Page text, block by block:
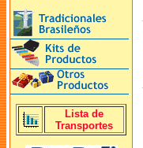
Lista de
Transportes